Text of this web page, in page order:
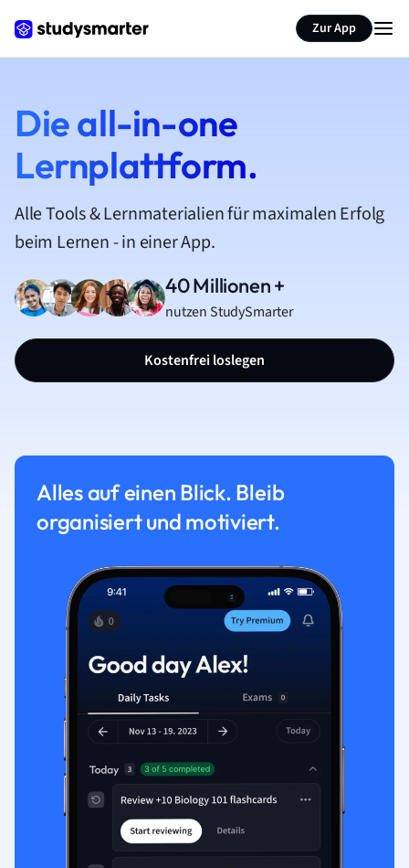
Zur App
Die all-in-one
Lernplattform.
Alle Tools & Lernmaterialien für maximalen Erfolg
beim Lernen - in einer App.
40 Millionen +
nutzen StudySmarter
Kostenfrei loslegen
Alles auf einen Blick. Bleib
organisiert und motiviert.